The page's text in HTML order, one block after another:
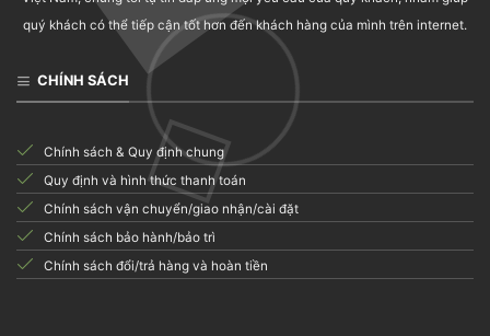
quý khách có thể tiếp cận tốt hơn đến khách hàng của mình trên internet.
CHÍNH SÁCH
Chính sách & Quy định chung
Quy định và hình thức thanh toán
Chính sách vận chuyển/giao nhận/cài đặt
Chính sách bảo hành/bảo trì
Chính sách đổi/trả hàng và hoàn tiền